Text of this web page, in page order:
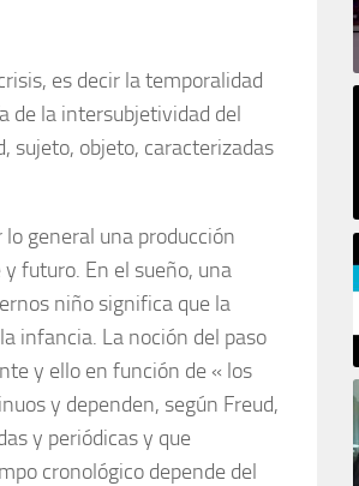
es decir la temporalidad
de la intersubjetividad del
sujeto, objeto, caracterizadas
general una producción
futuro. En el sueño, una
niño significa que la
infancia. La noción del paso
y ello en función de « los
y dependen, según Freud,
y periódicas y que
cronológico depende del